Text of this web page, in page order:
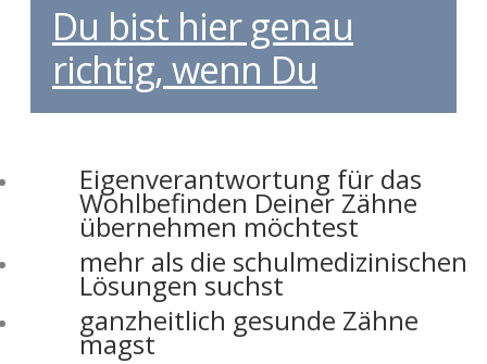
Du bist hier genau
richtig, wenn Du
Eigenverantwortung für das
Wohlbefinden Deiner Zähne
übernehmen möchtest
mehr als die schulmedizinischen
Lösungen suchst
ganzheitlich gesunde Zähne
magst